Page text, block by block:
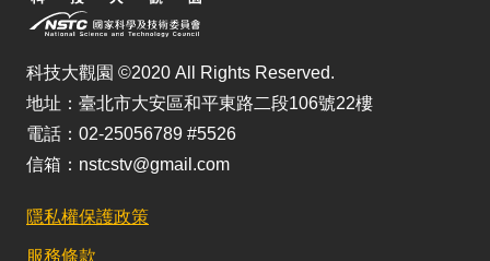
科技大觀園 ©2020 All Rights Reserved.
地址：臺北市大安區和平東路二段106號22樓
電話：02-25056789 #5526
信箱：nstcstv@gmail.com
隱私權保護政策
服務條款